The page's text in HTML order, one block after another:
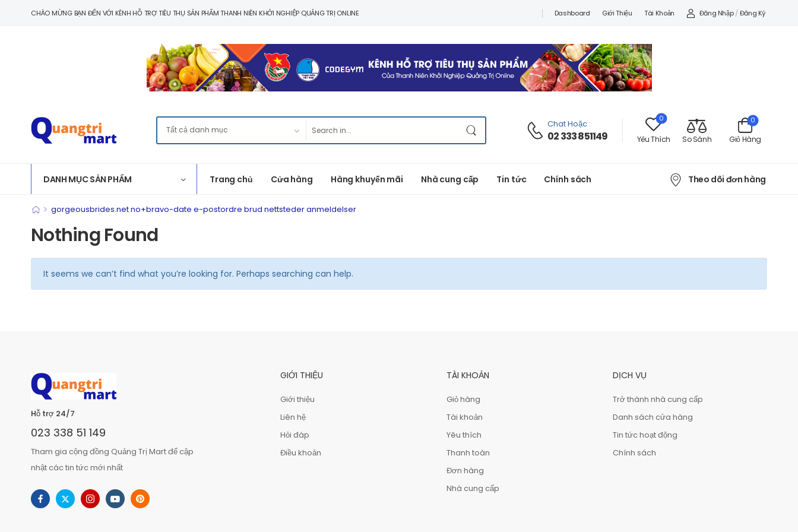
CHÀO MỪNG BẠN ĐẾN VỚI KÊNH HỖ TRỢ TIÊU THỤ SẢN PHẨM THANH NIÊN KHỞI NGHIỆP QUẢNG TRỊ ONLINE Dashboard Giới Thiệu Tài Khoản Đăng Nhập / Đăng Ký
Chat Hoặc :
02 333 851149
0
Yêu Thích So Sánh Giỏ Hàng
0
DANH MỤC SẢN PHẨM Trang chủ Cửa hàng Hàng khuyến mãi Nhà cung cấp Tin tức Chính sách Theo dõi đơn hàng
> gorgeousbrides.net no+bravo-date e-postordre brud nettsteder anmeldelser
Nothing Found
It seems we can’t find what you’re looking for. Perhaps searching can help.
Hỗ trợ 24/7
023 338 51 149
Tham gia cộng đồng Quảng Trị Mart để cập
nhật các tin tức mới nhất
GIỚI THIỆU
Giới thiệu
Liên hệ
Hỏi đáp
Điều khoản
TÀI KHOẢN
Giỏ hàng
Tài khoản
Yêu thích
Thanh toán
Đơn hàng
Nhà cung cấp
DỊCH VỤ
Trở thành nhà cung cấp
Danh sách cửa hàng
Tin tức hoạt động
Chính sách